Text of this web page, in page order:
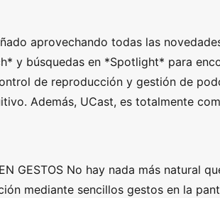
aprovechando todas las
y búsquedas en *Spotlight* para
de reproducción y gestión de
Además, UCast, es totalmente
GESTOS No hay nada más natural
mediante sencillos gestos en la